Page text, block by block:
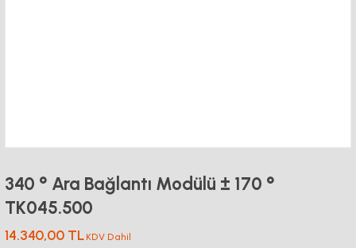
340 ° Ara Bağlantı Modülü ± 170 °
TK045.500
14.340,00 TL KDV Dahil